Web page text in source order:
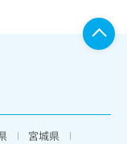
宮城県